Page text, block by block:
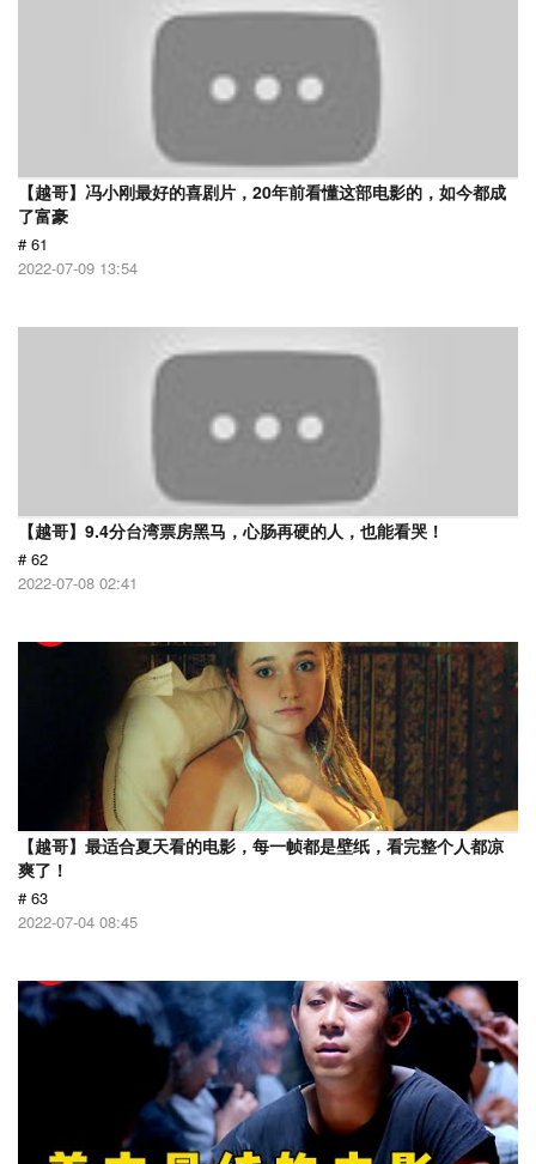
【越哥】冯小刚最好的喜剧片，20年前看懂这部电影的，如今都成
了富豪
# 61
2022-07-09 13:54
【越哥】9.4分台湾票房黑马，心肠再硬的人，也能看哭！
# 62
2022-07-08 02:41
【越哥】最适合夏天看的电影，每一帧都是壁纸，看完整个人都凉
爽了！
# 63
2022-07-04 08:45